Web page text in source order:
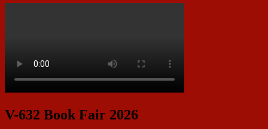
V-632 Book Fair 2026